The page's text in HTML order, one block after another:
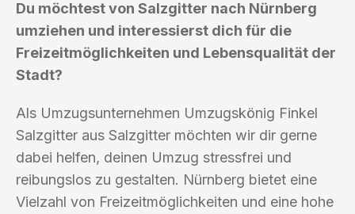
Du möchtest von Salzgitter nach Nürnberg
umziehen und interessierst dich für die
Freizeitmöglichkeiten und Lebensqualität der
Stadt?
Als Umzugsunternehmen Umzugskönig Finkel
Salzgitter aus Salzgitter möchten wir dir gerne
dabei helfen, deinen Umzug stressfrei und
reibungslos zu gestalten. Nürnberg bietet eine
Vielzahl von Freizeitmöglichkeiten und eine hohe